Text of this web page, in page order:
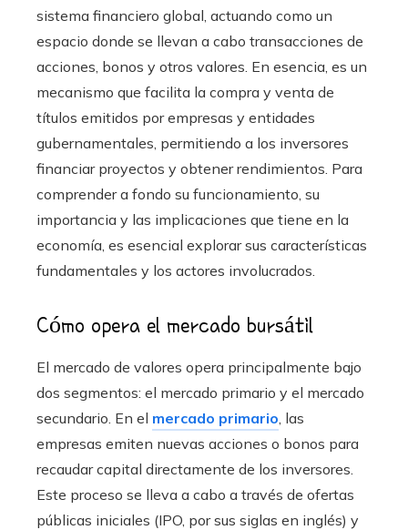
sistema financiero global, actuando como un
espacio donde se llevan a cabo transacciones de
acciones, bonos y otros valores. En esencia, es un
mecanismo que facilita la compra y venta de
títulos emitidos por empresas y entidades
gubernamentales, permitiendo a los inversores
financiar proyectos y obtener rendimientos. Para
comprender a fondo su funcionamiento, su
importancia y las implicaciones que tiene en la
economía, es esencial explorar sus características
fundamentales y los actores involucrados.
Cómo opera el mercado bursátil
El mercado de valores opera principalmente bajo
dos segmentos: el mercado primario y el mercado
secundario. En el mercado primario , las
empresas emiten nuevas acciones o bonos para
recaudar capital directamente de los inversores.
Este proceso se lleva a cabo a través de ofertas
públicas iniciales (IPO, por sus siglas en inglés) y